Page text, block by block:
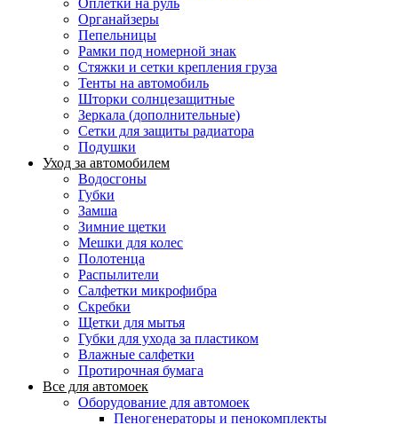
Оплётки на руль
Органайзеры
Пепельницы
Рамки под номерной знак
Стяжки и сетки крепления груза
Тенты на автомобиль
Шторки солнцезащитные
Зеркала (дополнительные)
Сетки для защиты радиатора
Подушки
Уход за автомобилем
Водосгоны
Губки
Замша
Зимние щетки
Мешки для колес
Полотенца
Распылители
Салфетки микрофибра
Скребки
Щетки для мытья
Губки для ухода за пластиком
Влажные салфетки
Протирочная бумага
Все для автомоек
Оборудование для автомоек
Пеногенераторы и пенокомплекты